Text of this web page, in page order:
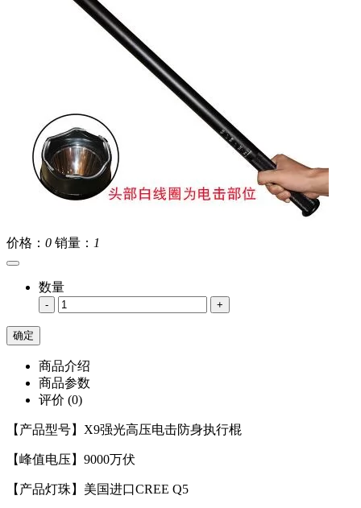
价格： 0 销量： 1
数量
- +
商品介绍
商品参数
评价 (0)
【产品型号】X9强光高压电击防身执行棍
【峰值电压】9000万伏
【产品灯珠】美国进口CREE Q5